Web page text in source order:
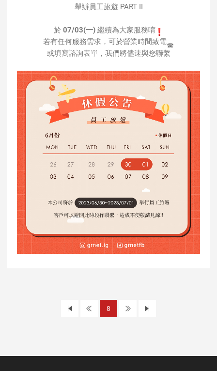
舉辦員工旅遊 PART II
於 07/03(一) 繼續為大家服務唷
若有任何服務需求，可於營業時間致電
或填寫諮詢表單，我們將儘速與您聯繫
上 8 下